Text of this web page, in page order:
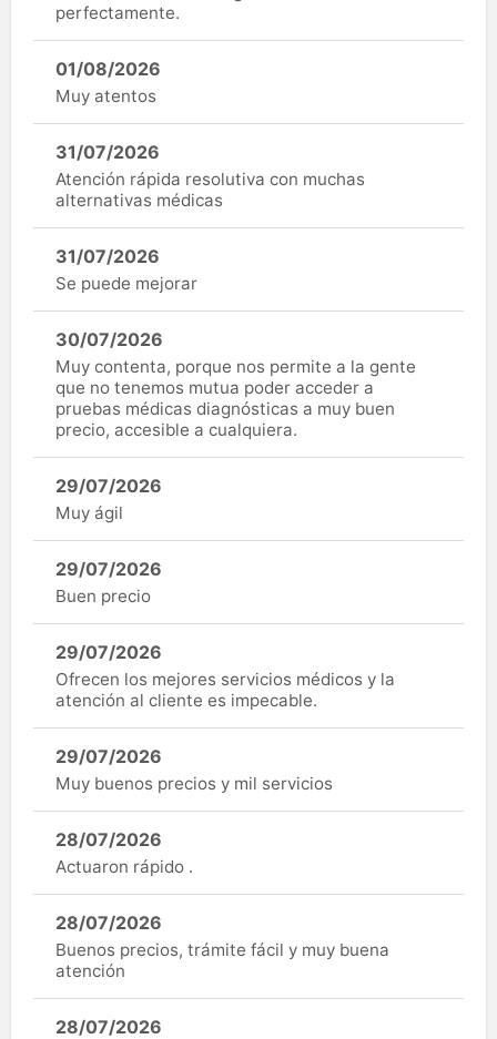
perfectamente.
01/08/2026
Muy atentos
31/07/2026
Atención rápida resolutiva con muchas
alternativas médicas
31/07/2026
Se puede mejorar
30/07/2026
Muy contenta, porque nos permite a la gente
que no tenemos mutua poder acceder a
pruebas médicas diagnósticas a muy buen
precio, accesible a cualquiera.
29/07/2026
Muy ágil
29/07/2026
Buen precio
29/07/2026
Ofrecen los mejores servicios médicos y la
atención al cliente es impecable.
29/07/2026
Muy buenos precios y mil servicios
28/07/2026
Actuaron rápido .
28/07/2026
Buenos precios, trámite fácil y muy buena
atención
28/07/2026